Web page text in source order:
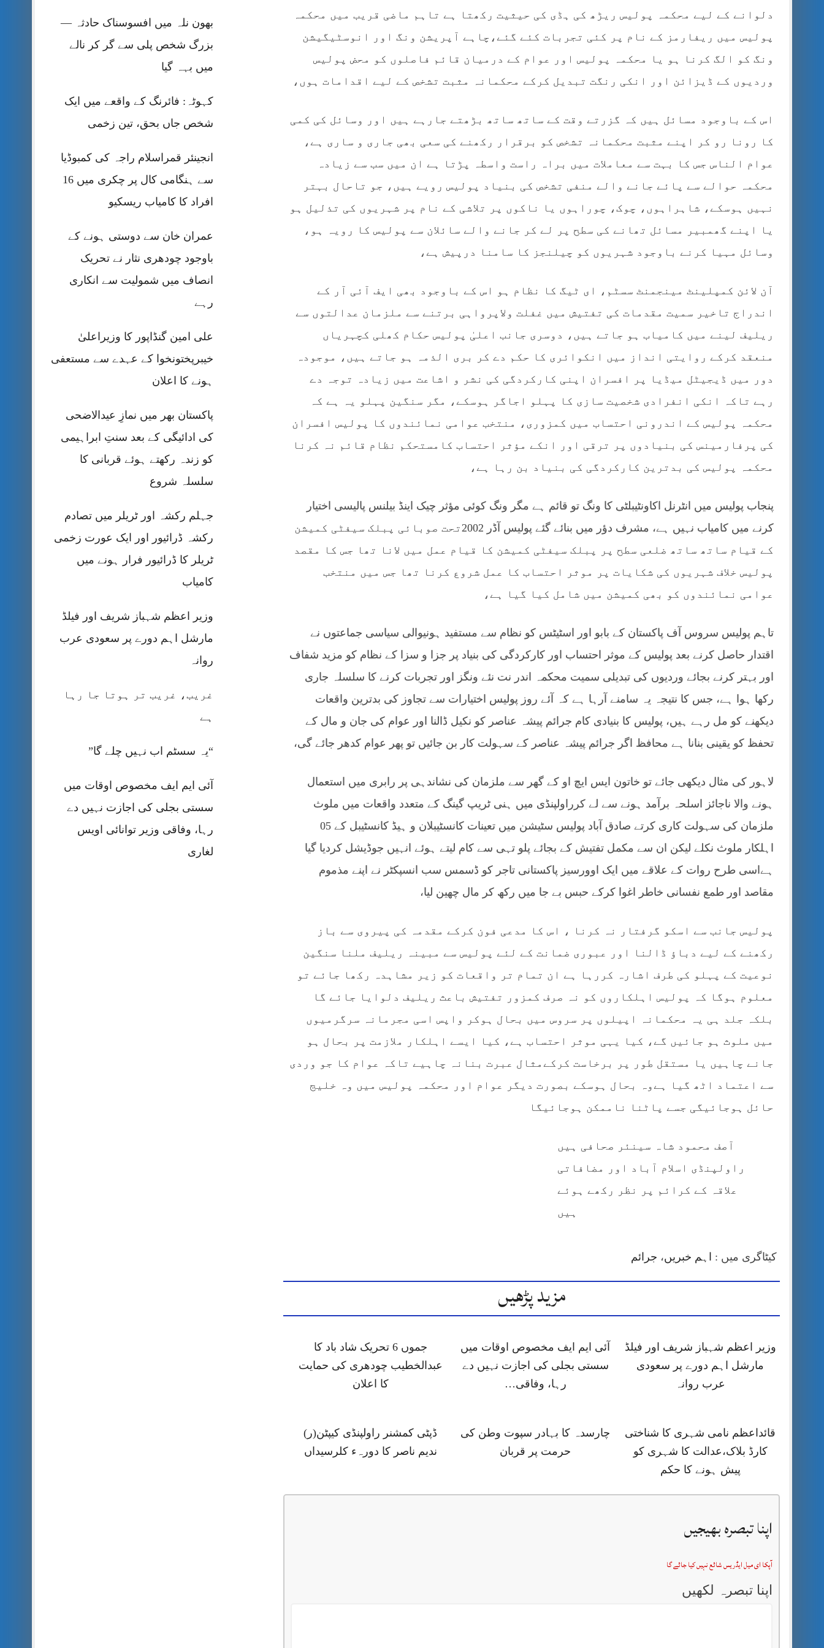
بھون نلہ میں افسوسناک حادثہ —
بزرگ شخص پلی سے گر کر نالے
میں بہہ گیا
کہوٹہ: فائرنگ کے واقعے میں ایک
شخص جاں بحق، تین زخمی
انجینئر قمراسلام راجہ کی کمبوڈیا
سے ہنگامی کال پر چکری میں 16
افراد کا کامیاب ریسکیو
عمران خان سے دوستی ہونے کے
باوجود چودھری نثار نے تحریک
انصاف میں شمولیت سے انکاری
رہے
علی امین گنڈاپور کا وزیراعلیٰ
خیبرپختونخوا کے عہدے سے مستعفی
ہونے کا اعلان
پاکستان بھر میں نمازِ عیدالاضحی
کی ادائیگی کے بعد سنتِ ابراہیمی
کو زندہ رکھتے ہوئے قربانی کا
سلسلہ شروع
جہلم رکشہ اور ٹریلر میں تصادم
رکشہ ڈرائیور اور ایک عورت زخمی
ٹریلر کا ڈرائیور فرار ہونے میں
کامیاب
وزیر اعظم شہباز شریف اور فیلڈ
مارشل اہم دورے پر سعودی عرب
روانہ
غریب، غریب تر ہوتا جا رہا
ہے
“یہ سسٹم اب نہیں چلے گا”
آئی ایم ایف مخصوص اوقات میں
سستی بجلی کی اجازت نہیں دے
رہا، وفاقی وزیر توانائی اویس
لغاری
دلوانے کے لیے محکمہ پولیس ریڑھ کی ہڈی کی حیثیت رکھتا ہے تاہم ماضی قریب میں محکمہ
پولیس میں ریفارمز کے نام پر کئی تجربات کئے گئے،چاہے آپریشن ونگ اور انوسٹیگیشن
ونگ کو الگ کرنا ہو یا محکمہ پولیس اور عوام کے درمیان قائم فاصلوں کو محض پولیس
وردیوں کے ڈیزائن اور انکی رنگت تبدیل کرکے محکمانہ مثبت تشخص کے لیے اقدامات ہوں،
اس کے باوجود مسائل ہیں کہ گزرتے وقت کے ساتھ ساتھ بڑھتے جارہے ہیں اور وسائل کی کمی
کا رونا رو کر اپنے مثبت محکمانہ تشخص کو برقرار رکھنے کی سعی بھی جاری و ساری ہے،
عوام الناس جس کا بہت سے معاملات میں براہ راست واسطہ پڑتا ہے ان میں سب سے زیادہ
محکمہ حوالے سے پائے جانے والے منفی تشخص کی بنیاد پولیس رویے ہیں، جو تاحال بہتر
نہیں ہوسکے، شاہراہوں، چوک، چوراہوں یا ناکوں پر تلاشی کے نام پر شہریوں کی تذلیل ہو
یا اپنے گھمبیر مسائل تھانے کی سطح پر لے کر جانے والے سائلان سے پولیس کا رویہ ہو،
وسائل مہیا کرنے باوجود شہریوں کو چیلنجز کا سامنا درپیش ہے،
آن لائن کمپلینٹ مینجمنٹ سسٹم، ای ٹیگ کا نظام ہو اس کے باوجود بھی ایف آئی آر کے
اندراج تاخیر سمیت مقدمات کی تفتیش میں غفلت ولاپرواہی برتنے سے ملزمان عدالتوں سے
ریلیف لینے میں کامیاب ہو جاتے ہیں، دوسری جانب اعلیٰ پولیس حکام کھلی کچہریاں
منعقد کرکے روایتی انداز میں انکوائری کا حکم دے کر بری الذمہ ہو جاتے ہیں، موجودہ
دور میں ڈیجیٹل میڈیا پر افسران اپنی کارکردگی کی نشر و اشاعت میں زیادہ توجہ دے
رہے تاکہ انکی انفرادی شخصیت سازی کا پہلو اجاگر ہوسکے، مگر سنگین پہلو یہ ہے کہ
محکمہ پولیس کے اندرونی احتساب میں کمزوری، منتخب عوامی نمائندوں کا پولیس افسران
کی پرفارمینس کی بنیادوں پر ترقی اور انکے مؤثر احتساب کامستحکم نظام قائم نہ کرنا
محکمہ پولیس کی بدترین کارکردگی کی بنیاد بن رہا ہے،
پنجاب پولیس میں انٹرنل اکاونٹیبلٹی کا ونگ تو قائم ہے مگر ونگ کوئی مؤثر چیک اینڈ بیلنس پالیسی اختیار
کرنے میں کامیاب نہیں ہے، مشرف دؤر میں بنائے گئے پولیس آڈر 2002تحت صوبائی پبلک سیفٹی کمیشن
کے قیام ساتھ ساتھ ضلعی سطح پر پبلک سیفٹی کمیشن کا قیام عمل میں لانا تھا جس کا مقصد
پولیس خلاف شہریوں کی شکایات پر موثر احتساب کا عمل شروع کرنا تھا جس میں منتخب
عوامی نمائندوں کو بھی کمیشن میں شامل کیا گیا ہے،
تاہم پولیس سروس آف پاکستان کے بابو اور اسٹیٹس کو نظام سے مستفید ہونیوالی سیاسی جماعتوں نے
اقتدار حاصل کرنے بعد پولیس کے موثر احتساب اور کارکردگی کی بنیاد پر جزا و سزا کے نظام کو مزید شفاف
اور بہتر کرنے بجائے وردیوں کی تبدیلی سمیت محکمہ اندر نت نئے ونگز اور تجربات کرنے کا سلسلہ جاری
رکھا ہوا ہے، جس کا نتیجہ یہ سامنے آرہا ہے کہ آئے روز پولیس اختیارات سے تجاوز کی بدترین واقعات
دیکھنے کو مل رہے ہیں، پولیس کا بنیادی کام جرائم پیشہ عناصر کو نکیل ڈالنا اور عوام کی جان و مال کے
تحفظ کو یقینی بنانا ہے محافظ اگر جرائم پیشہ عناصر کے سہولت کار بن جائیں تو پھر عوام کدھر جائے گی،
لاہور کی مثال دیکھی جائے تو خاتون ایس ایچ او کے گھر سے ملزمان کی نشاندہی پر رابری میں استعمال
ہونے والا ناجائز اسلحہ برآمد ہونے سے لے کرراولپنڈی میں ہنی ٹریپ گینگ کے متعدد واقعات میں ملوث
ملزمان کی سہولت کاری کرتے صادق آباد پولیس سٹیشن میں تعینات کانسٹیبلان و ہیڈ کانسٹیبل کے 05
اہلکار ملوث نکلے لیکن ان سے مکمل تفتیش کے بجائے پلو تہی سے کام لیتے ہوئے انہیں جوڈیشل کردیا گیا
ہےاسی طرح روات کے علاقے میں ایک اوورسیز پاکستانی تاجر کو ڈسمس سب انسپکٹر نے اپنے مذموم
مقاصد اور طمع نفسانی خاطر اغوا کرکے حبس بے جا میں رکھ کر مال چھین لیا،
پولیس جانب سے اسکو گرفتار نہ کرنا ، اس کا مدعی فون کرکے مقدمہ کی پیروی سے باز
رکھنے کے لیے دباؤ ڈالنا اور عبوری ضمانت کے لئے پولیس سے مبینہ ریلیف ملنا سنگین
نوعیت کے پہلو کی طرف اشارہ کررہا ہے ان تمام تر واقعات کو زیر مشاہدہ رکھا جائے تو
معلوم ہوگا کہ پولیس اہلکاروں کو نہ صرف کمزور تفتیش باعث ریلیف دلوایا جائے گا
بلکہ جلد ہی یہ محکمانہ اپیلوں پر سروس میں بحال ہوکر واپس اسی مجرمانہ سرگرمیوں
میں ملوث ہو جائیں گے، کیا یہی موثر احتساب ہے، کیا ایسے اہلکار ملازمت پر بحال ہو
جانے چاہیں یا مستقل طور پر برخاست کرکےمثال عبرت بنانہ چاہیے تاکہ عوام کا جو وردی
سے اعتماد اٹھ گیا ہےوہ بحال ہوسکے بصورت دیگر عوام اور محکمہ پولیس میں وہ خلیج
حائل ہوجائیگی جسے پاٹنا ناممکن ہوجائیگا
آصف محمود شاہ سینئر صحافی ہیں
راولپنڈی اسلام آباد اور مضافاتی
علاقہ کے کرائم پر نظر رکھے ہوئے
ہیں
کیٹاگری میں : اہم خبریں، جرائم
مزید پڑھیں
وزیر اعظم شہباز شریف اور فیلڈ
مارشل اہم دورے پر سعودی
عرب روانہ
آئی ایم ایف مخصوص اوقات میں
سستی بجلی کی اجازت نہیں دے
رہا، وفاقی…
جموں 6 تحریک شاد باد کا
عبدالخطیب چودھری کی حمایت
کا اعلان
قائداعظم نامی شہری کا شناختی
کارڈ بلاک،عدالت کا شہری کو
پیش ہونے کا حکم
چارسدہ کا بہادر سپوت وطن کی
حرمت پر قربان
ڈپٹی کمشنر راولپنڈی کیپٹن(ر)
ندیم ناصر کا دورہء کلرسیداں
اپنا تبصرہ بھیجیں
آپکا ای میل ایڈریس شائع نہیں کیا جائے گا
اپنا تبصرہ لکھیں